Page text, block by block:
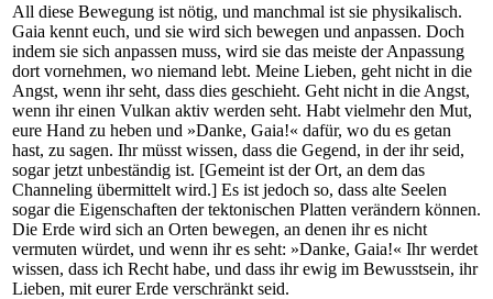
All diese Bewegung ist nötig, und manchmal ist sie physikalisch.
Gaia kennt euch, und sie wird sich bewegen und anpassen. Doch
indem sie sich anpassen muss, wird sie das meiste der Anpassung
dort vornehmen, wo niemand lebt. Meine Lieben, geht nicht in die
Angst, wenn ihr seht, dass dies geschieht. Geht nicht in die Angst,
wenn ihr einen Vulkan aktiv werden seht. Habt vielmehr den Mut,
eure Hand zu heben und »Danke, Gaia!« dafür, wo du es getan
hast, zu sagen. Ihr müsst wissen, dass die Gegend, in der ihr seid,
sogar jetzt unbeständig ist. [Gemeint ist der Ort, an dem das
Channeling übermittelt wird.] Es ist jedoch so, dass alte Seelen
sogar die Eigenschaften der tektonischen Platten verändern können.
Die Erde wird sich an Orten bewegen, an denen ihr es nicht
vermuten würdet, und wenn ihr es seht: »Danke, Gaia!« Ihr werdet
wissen, dass ich Recht habe, und dass ihr ewig im Bewusstsein, ihr
Lieben, mit eurer Erde verschränkt seid.